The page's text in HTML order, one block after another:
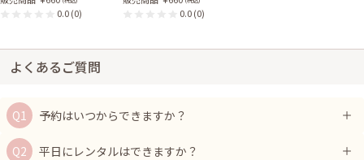
0.0(0) 0.0(0)
よくあるご質問
予約はいつからできますか？
平日にレンタルはできますか？